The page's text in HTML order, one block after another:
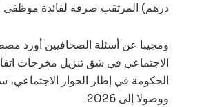
درهم) المرتقب صرفه لفائدة موظفي
ومجيبا عن أسئلة الصحافيين أورد
الاجتماعي في شق تنزيل مخرجات اتفاق 29 أبريل 2024
ووصولا إلى 2026